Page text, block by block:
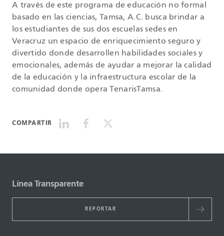
A través de este programa de educación no formal
basado en las ciencias, Tamsa, A.C. busca brindar a
los estudiantes de sus dos escuelas sedes en
Veracruz un espacio de enriquecimiento seguro y
divertido donde desarrollen habilidades sociales y
emocionales, además de ayudar a mejorar la calidad
de la educación y la infraestructura escolar de la
comunidad donde opera TenarisTamsa.
COMPARTIR
Línea Transparente
REPORTAR